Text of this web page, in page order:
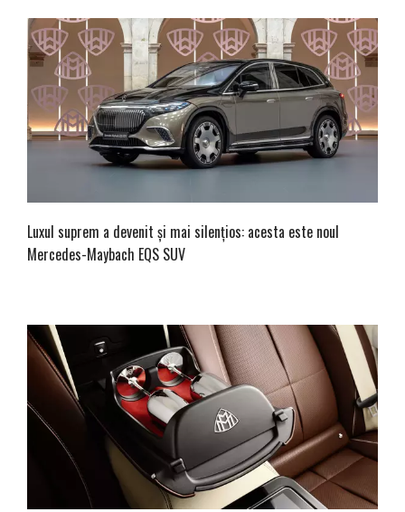
Luxul suprem a devenit și mai silențios: acesta este noul
Mercedes-Maybach EQS SUV